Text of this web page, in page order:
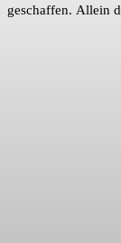
geschaffen. Allein